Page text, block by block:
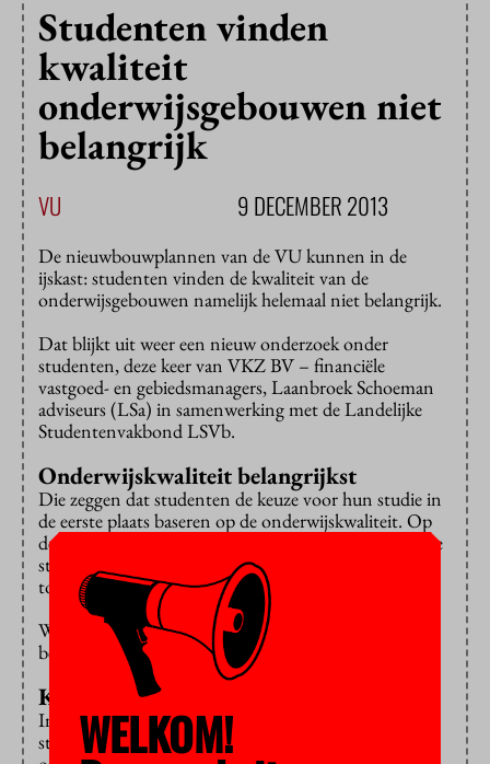
Studenten vinden
kwaliteit
onderwijsgebouwen niet
belangrijk
VU 9 DECEMBER 2013
De nieuwbouwplannen van de VU kunnen in de
ijskast: studenten vinden de kwaliteit van de
onderwijsgebouwen namelijk helemaal niet belangrijk.
Dat blijkt uit weer een nieuw onderzoek onder
studenten, deze keer van VKZ BV – financiële
vastgoed- en gebiedsmanagers, Laanbroek Schoeman
adviseurs (LSa) in samenwerking met de Landelijke
Studentenvakbond LSVb.
Onderwijskwaliteit belangrijkst
Die zeggen dat studenten de keuze voor hun studie in
de eerste plaats baseren op de onderwijskwaliteit. Op
de tweede plaats volgt de uitstraling en de sfeer van de
stad waar de studie gevolgd kan worden. De afstand
tot het ouderlijk huis komt op de derde plaats.
Wat ze in elk geval niet willen, is meer collegegeld
betalen voor mooiere of betere onderwijsgebouwen.
Karakteristieke oude gebouwen
In het onderzoek is ook gevraagd naar het belang dat
studenten hechten aan faciliteiten in nabijheid van de
WELKOM!